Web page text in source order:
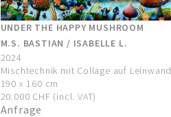
UNDER THE HAPPY MUSHROOM
M.S. BASTIAN / ISABELLE L.
2024
Mischtechnik mit Collage auf Leinwand
190 x 160 cm
20.000 CHF (incl. VAT)
Anfrage